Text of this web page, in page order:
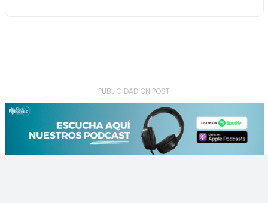
- PUBLICIDAD ON POST -